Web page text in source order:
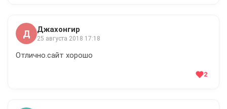
Д Джахонгир
25 августа 2018 17:18
Отлично.сайт хорошо
2